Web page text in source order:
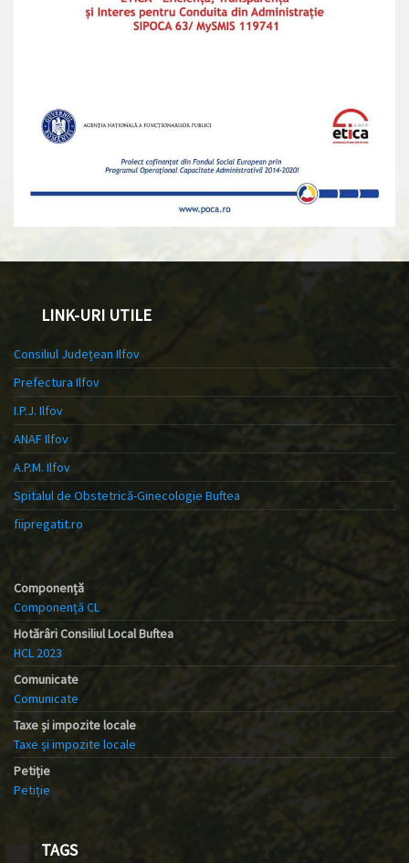
LINK-URI UTILE
Consiliul Județean Ilfov
Prefectura Ilfov
I.P.J. Ilfov
ANAF Ilfov
A.P.M. Ilfov
Spitalul de Obstetrică-Ginecologie Buftea
fiipregatit.ro
Componență
Componență CL
Hotărâri Consiliul Local Buftea
HCL 2023
Comunicate
Comunicate
Taxe și impozite locale
Taxe și impozite locale
Petiție
Petiție
TAGS